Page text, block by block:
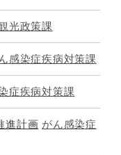
光政策課
感染症疾病対策課
症疾病対策課
進計画 がん感染症